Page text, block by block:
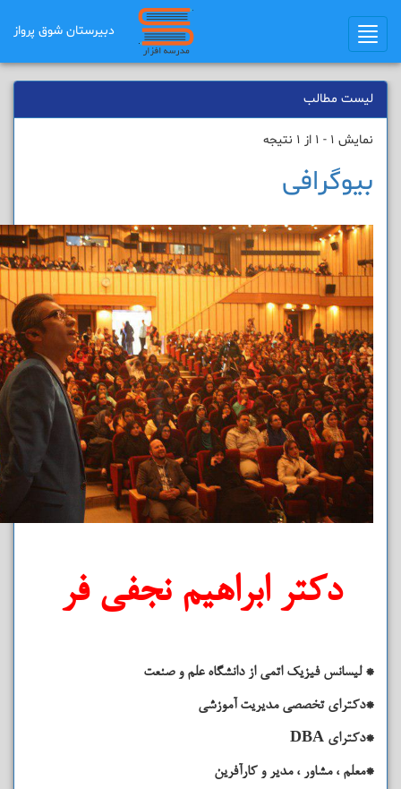
Toggle
navigation
دبیرستان شوق ﭘرواز
لیست مطالب
نمایش 1 - 1 از 1 نتیجه
بیوگرافی
دکتر ابراهیم نجفی فر
* لیسانس فیزیک اتمی از دانشگاه علم و صنعت
*دکترای تخصصی مدیریت آموزشی
*دکترای DBA
*معلم ، مشاور ، مدیر و کارآفرین